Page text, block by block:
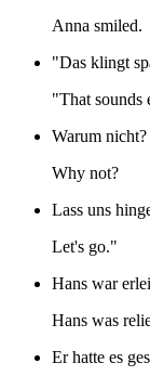
Anna smiled.
"Das klingt
"That sounds
Warum nicht?
Why not?
Lass uns
Let's go."
Hans war
Hans was
Er hatte es